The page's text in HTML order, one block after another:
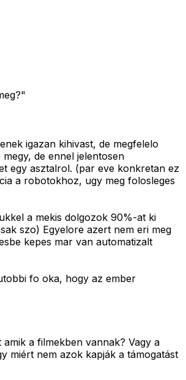
igazan kihivast, de megfelelo
de ennel jelentosen
egy asztalrol. (par eve konkretan ez
a robotokhoz, ugy meg folosleges
a mekis dolgozok 90%-at ki
szo) Egyelore azert nem eri meg
kepes mar van automatizalt
fo oka, hogy az ember
a filmekben vannak? Vagy a
miért nem azok kapják a támogatást